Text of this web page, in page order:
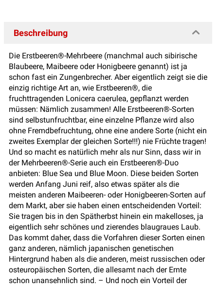
Beschreibung
Die Erstbeeren®-Mehrbeere (manchmal auch sibirische
Blaubeere, Maibeere oder Honigbeere genannt) ist ja
schon fast ein Zungenbrecher. Aber eigentlich zeigt sie die
einzig richtige Art an, wie Erstbeeren®, die
fruchttragenden Lonicera caerulea, gepflanzt werden
müssen: Nämlich zusammen! Alle Erstbeeren®-Sorten
sind selbstunfruchtbar, eine einzelne Pflanze wird also
ohne Fremdbefruchtung, ohne eine andere Sorte (nicht ein
zweites Exemplar der gleichen Sorte!!!) nie Früchte tragen!
Und so macht es natürlich mehr als nur Sinn, dass wir in
der Mehrbeeren®-Serie auch ein Erstbeeren®-Duo
anbieten: Blue Sea und Blue Moon. Diese beiden Sorten
werden Anfang Juni reif, also etwas später als die
meisten anderen Maibeeren- oder Honigbeeren-Sorten auf
dem Markt, aber sie haben einen entscheidenden Vorteil:
Sie tragen bis in den Spätherbst hinein ein makelloses, ja
eigentlich sehr schönes und zierendes blaugraues Laub.
Das kommt daher, dass die Vorfahren dieser Sorten einen
ganz anderen, nämlich japanischen genetischen
Hintergrund haben als die anderen, meist russischen oder
osteuropäischen Sorten, die allesamt nach der Ernte
schon unansehnlich sind. – Und noch ein Vorteil der